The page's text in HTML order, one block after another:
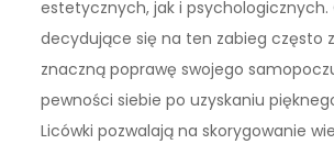
estetycznych, jak i psychologicznych.
decydujące się na ten zabieg często
znaczną poprawę swojego
pewności siebie po uzyskaniu
Licówki pozwalają na skorygowanie